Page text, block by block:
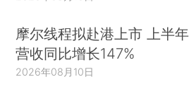
摩尔线程拟赴港上市 上半年
营收同比增长147%
2026年08月10日